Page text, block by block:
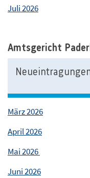
Juli 2026
Amtsgericht
März 2026
April 2026
Mai 2026
Juni 2026